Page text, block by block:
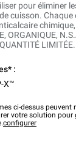
pour éliminer
cuisson.
chimique,
ORGANIQUE,
LIMITÉE.
:
X™
ci-dessus peuvent
votre solution pour
configurer